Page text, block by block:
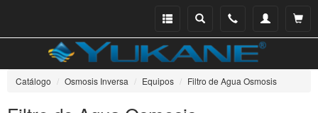
Ver
Mi
Teléfono
Buscar
Menu
Catálogo Osmosis Inversa Equipos Filtro de Agua Osmosis